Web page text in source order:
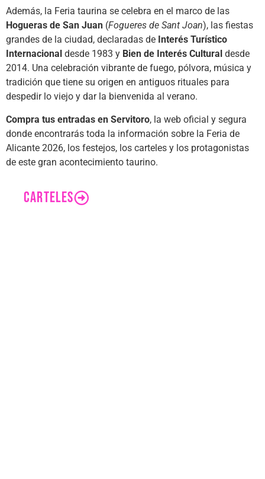
Además, la Feria taurina se celebra en el marco de las
Hogueras de San Juan (Fogueres de Sant Joan), las fiestas
grandes de la ciudad, declaradas de Interés Turístico
Internacional desde 1983 y Bien de Interés Cultural desde
2014. Una celebración vibrante de fuego, pólvora, música y
tradición que tiene su origen en antiguos rituales para
despedir lo viejo y dar la bienvenida al verano.
Compra tus entradas en Servitoro, la web oficial y segura
donde encontrarás toda la información sobre la Feria de
Alicante 2026, los festejos, los carteles y los protagonistas
de este gran acontecimiento taurino.
CARTELES